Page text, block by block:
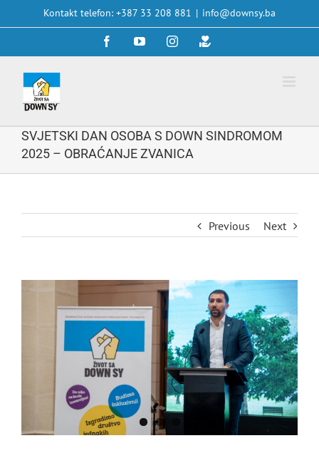
to
Kontakt telefon: +387 33 208 881 | info@downsy.ba
FacebookYouTubeInstagram
Doniraj
SVJETSKI DAN OSOBA S DOWN SINDROMOM
2025 – OBRAĆANJE ZVANICA
Previous Next